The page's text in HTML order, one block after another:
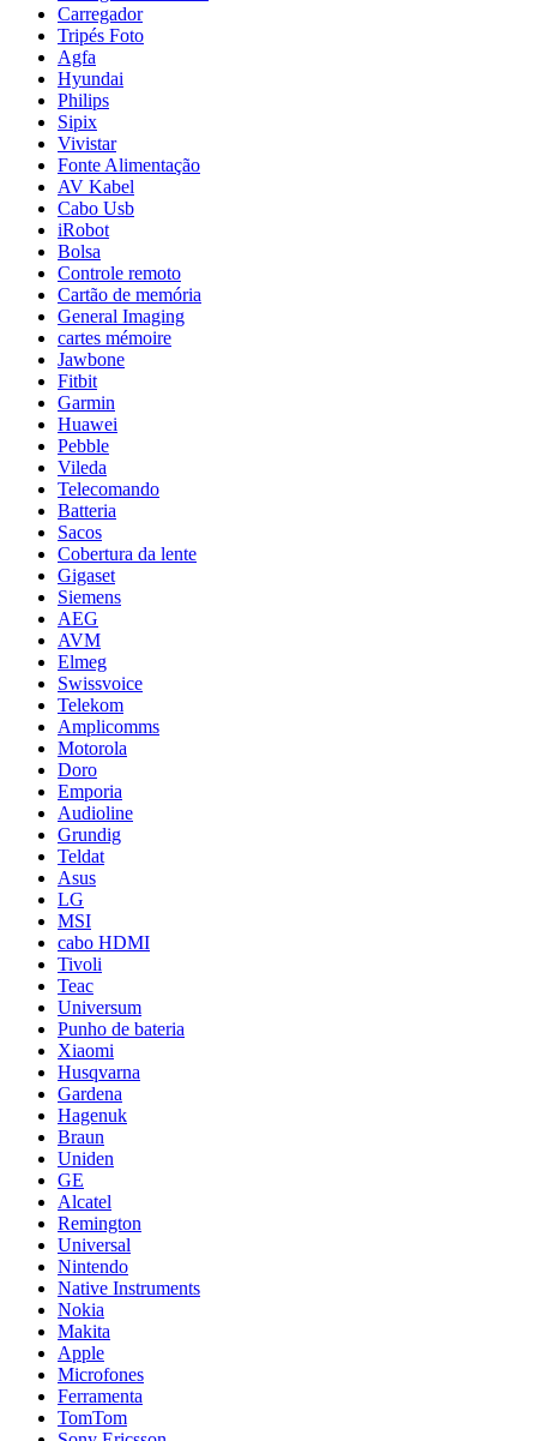
Carregador
Tripés Foto
Agfa
Hyundai
Philips
Sipix
Vivistar
Fonte Alimentação
AV Kabel
Cabo Usb
iRobot
Bolsa
Controle remoto
Cartão de memória
General Imaging
cartes mémoire
Jawbone
Fitbit
Garmin
Huawei
Pebble
Vileda
Telecomando
Batteria
Sacos
Cobertura da lente
Gigaset
Siemens
AEG
AVM
Elmeg
Swissvoice
Telekom
Amplicomms
Motorola
Doro
Emporia
Audioline
Grundig
Teldat
Asus
LG
MSI
cabo HDMI
Tivoli
Teac
Universum
Punho de bateria
Xiaomi
Husqvarna
Gardena
Hagenuk
Braun
Uniden
GE
Alcatel
Remington
Universal
Nintendo
Native Instruments
Nokia
Makita
Apple
Microfones
Ferramenta
TomTom